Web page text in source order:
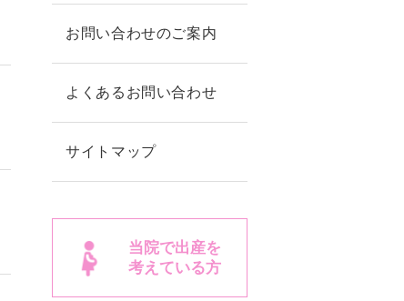
お問い合わせのご案内
よくあるお問い合わせ
サイトマップ
当院で出産を
考えている方